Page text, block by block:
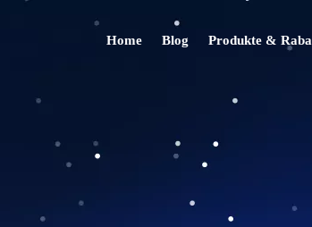
Home Blog Produkte &